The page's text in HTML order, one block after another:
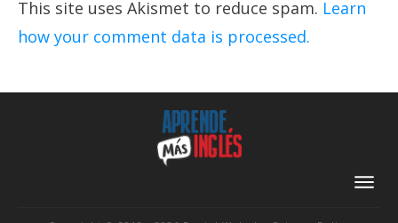
This site uses Akismet to reduce spam. Learn
how your comment data is processed.